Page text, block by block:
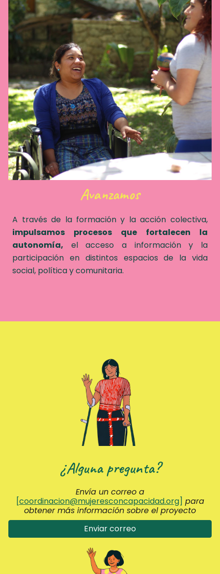
Avanzamos
A través de la formación y la acción colectiva,
impulsamos procesos que fortalecen la
autonomía, el acceso a información y la
participación en distintos espacios de la vida
social, política y comunitaria.
¿Alguna pregunta?
Envía un correo a
[coordinacion@mujeresconcapacidad.org] para
obtener más información sobre el proyecto
Enviar correo